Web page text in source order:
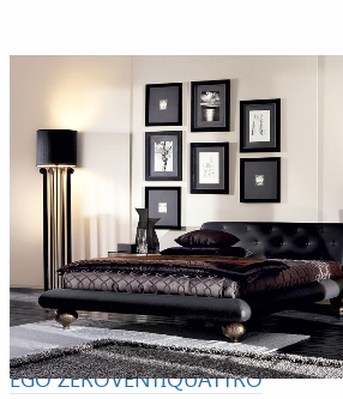
Пример композиции для
композицию входят:
настольная и напольная лампы
Фабрика
EGO ZEROVENTIQUATTRO